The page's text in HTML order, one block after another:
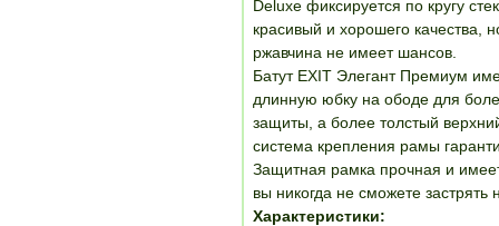
Deluxe фиксируется по кругу
красивый и хорошего качества,
ржавчина не имеет шансов.
Батут EXIT Элегант Премиум
длинную юбку на ободе для
защиты, а более толстый
система крепления рамы
Защитная рамка прочная и
вы никогда не сможете застрять
Характеристики: